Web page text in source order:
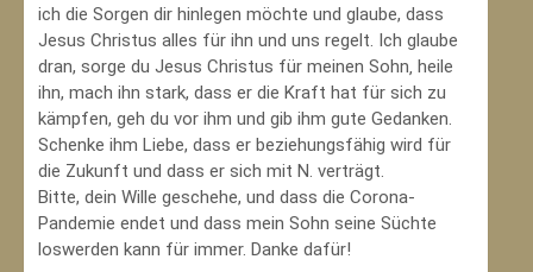
ich die Sorgen dir hinlegen möchte und glaube, dass
Jesus Christus alles für ihn und uns regelt. Ich glaube
dran, sorge du Jesus Christus für meinen Sohn‚ heile
ihn, mach ihn stark, dass er die Kraft hat für sich zu
kämpfen, geh du vor ihm und gib ihm gute Gedanken.
Schenke ihm Liebe, dass er beziehungsfähig wird für
die Zukunft und dass er sich mit N. verträgt.
Bitte, dein Wille geschehe, und dass die Corona-
Pandemie endet und dass mein Sohn seine Süchte
loswerden kann für immer. Danke dafür!